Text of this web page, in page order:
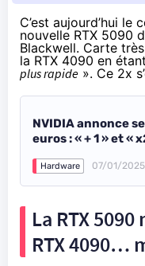
C’est aujourd’hui le
nouvelle RTX 5090
Blackwell. Carte
la RTX 4090 en
plus rapide ». Ce 2x
NVIDIA annonce
euros : « + 1 » et «
Hardware 07/01/
La RTX
RTX 4090…